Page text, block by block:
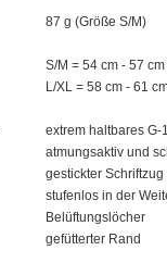
87 g (Größe S/M)
S/M = 54 cm - 57
L/XL = 58 cm - 61
extrem haltbares
atmungsaktiv und
gestickter
stufenlos in der
Belüftungslöcher
gefütterter Rand